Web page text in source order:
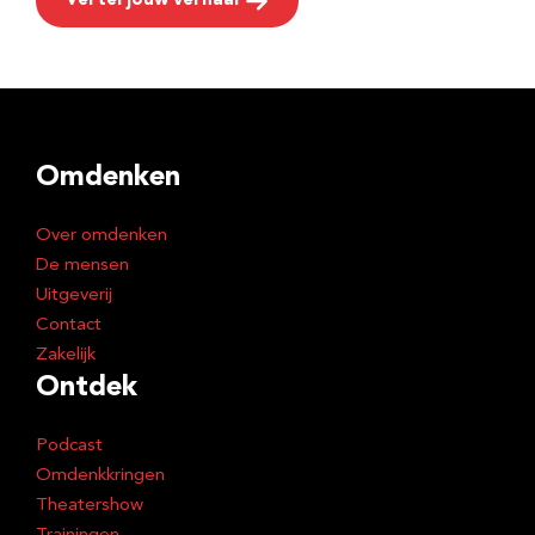
Omdenken
Over omdenken
De mensen
Uitgeverij
Contact
Zakelijk
Ontdek
Podcast
Omdenkkringen
Theatershow